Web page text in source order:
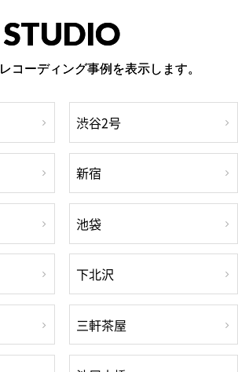
STUDIO
コーディング事例を表示します。
渋谷2号
新宿
池袋
下北沢
三軒茶屋